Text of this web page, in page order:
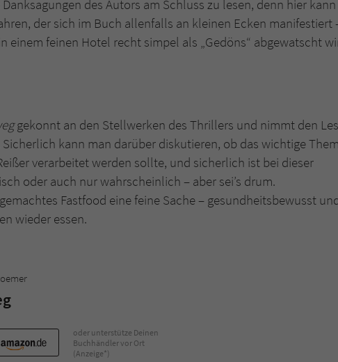
des Autors am Schluss zu lesen, denn hier kann
der sich im Buch allenfalls an kleinen Ecken manifestiert
einem feinen Hotel recht simpel als „Gedöns“ abgewatscht
gekonnt an den Stellwerken des Thrillers und nimmt den
kann man darüber diskutieren, ob das wichtige
verarbeitet werden sollte, und sicherlich ist bei dieser
oder auch nur wahrscheinlich – aber sei’s drum.
Fastfood eine feine Sache – gesundheitsbewusst
wieder essen.
oder unterstütze Deinen
Buchhändler vor Ort
(Anzeige*)